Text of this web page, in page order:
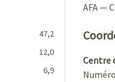
47,2
12,0
6,9
AFA —
Centre